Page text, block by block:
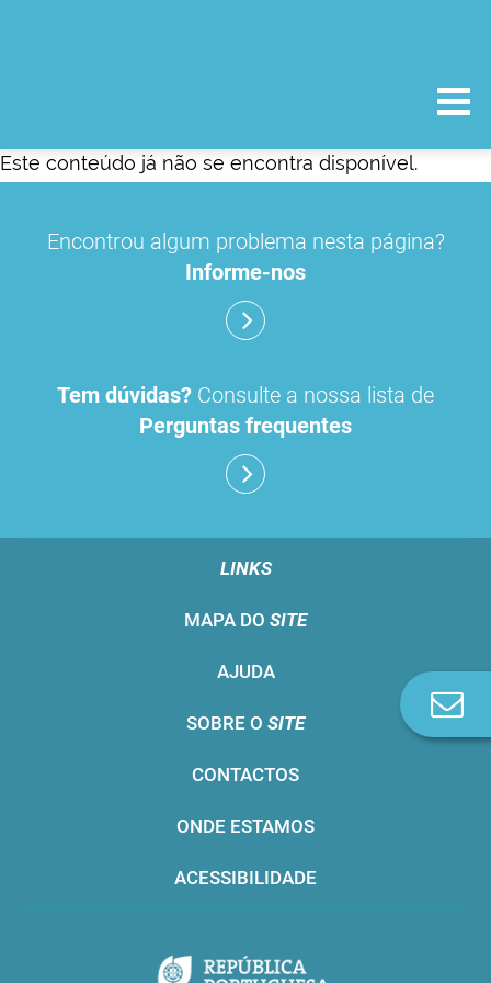
Este conteúdo já não se encontra disponível.
Encontrou algum problema nesta página?
Informe-nos
Tem dúvidas? Consulte a nossa lista de
Perguntas frequentes
LINKS
MAPA DO SITE
AJUDA
SOBRE O SITE
CONTACTOS
ONDE ESTAMOS
ACESSIBILIDADE